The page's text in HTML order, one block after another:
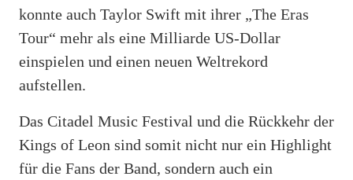
konnte auch Taylor Swift mit ihrer „The Eras
Tour“ mehr als eine Milliarde US-Dollar
einspielen und einen neuen Weltrekord
aufstellen.
Das Citadel Music Festival und die Rückkehr der
Kings of Leon sind somit nicht nur ein Highlight
für die Fans der Band, sondern auch ein